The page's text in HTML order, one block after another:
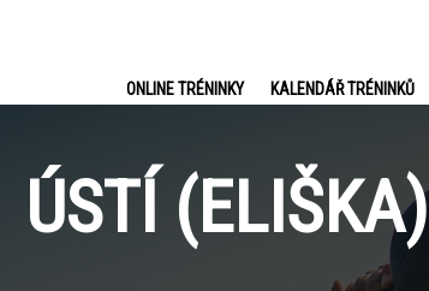
ONLINE TRÉNINKY KALENDÁŘ TRÉNINKŮ
ÚSTÍ (ELIŠKA)